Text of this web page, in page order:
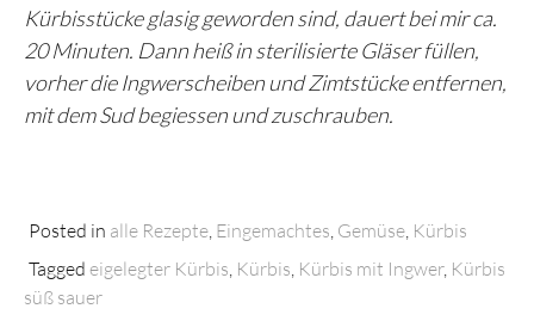
Kürbisstücke glasig geworden sind, dauert bei mir ca.
20 Minuten. Dann heiß in sterilisierte Gläser füllen,
vorher die Ingwerscheiben und Zimtstücke entfernen,
mit dem Sud begiessen und zuschrauben.
Posted in alle Rezepte Eingemachtes Gemüse Kürbis
Tagged eigelegter Kürbis Kürbis Kürbis mit Ingwer, Kürbis
süß sauer